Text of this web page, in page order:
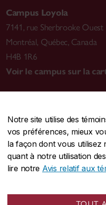
Notre site utilise des
vos préférences, mieux
la façon dont vous utilisez
quant à notre utilisation
lire notre Avis relatif aux
Campus Loyola
7141, rue Sherbrooke Ouest
Montréal, Québec, Canada
H4B 1R6
Voir le campus sur la
CENTRALE514-848-
URGENCE514-848-
Protection et prévention |
Conditions d'utilisation |